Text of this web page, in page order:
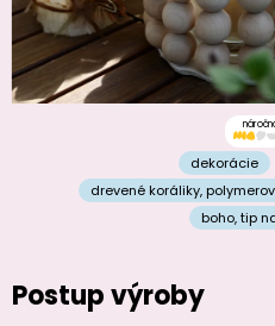
dekorácie
drevené koráliky,
boho,tip
Postup výroby